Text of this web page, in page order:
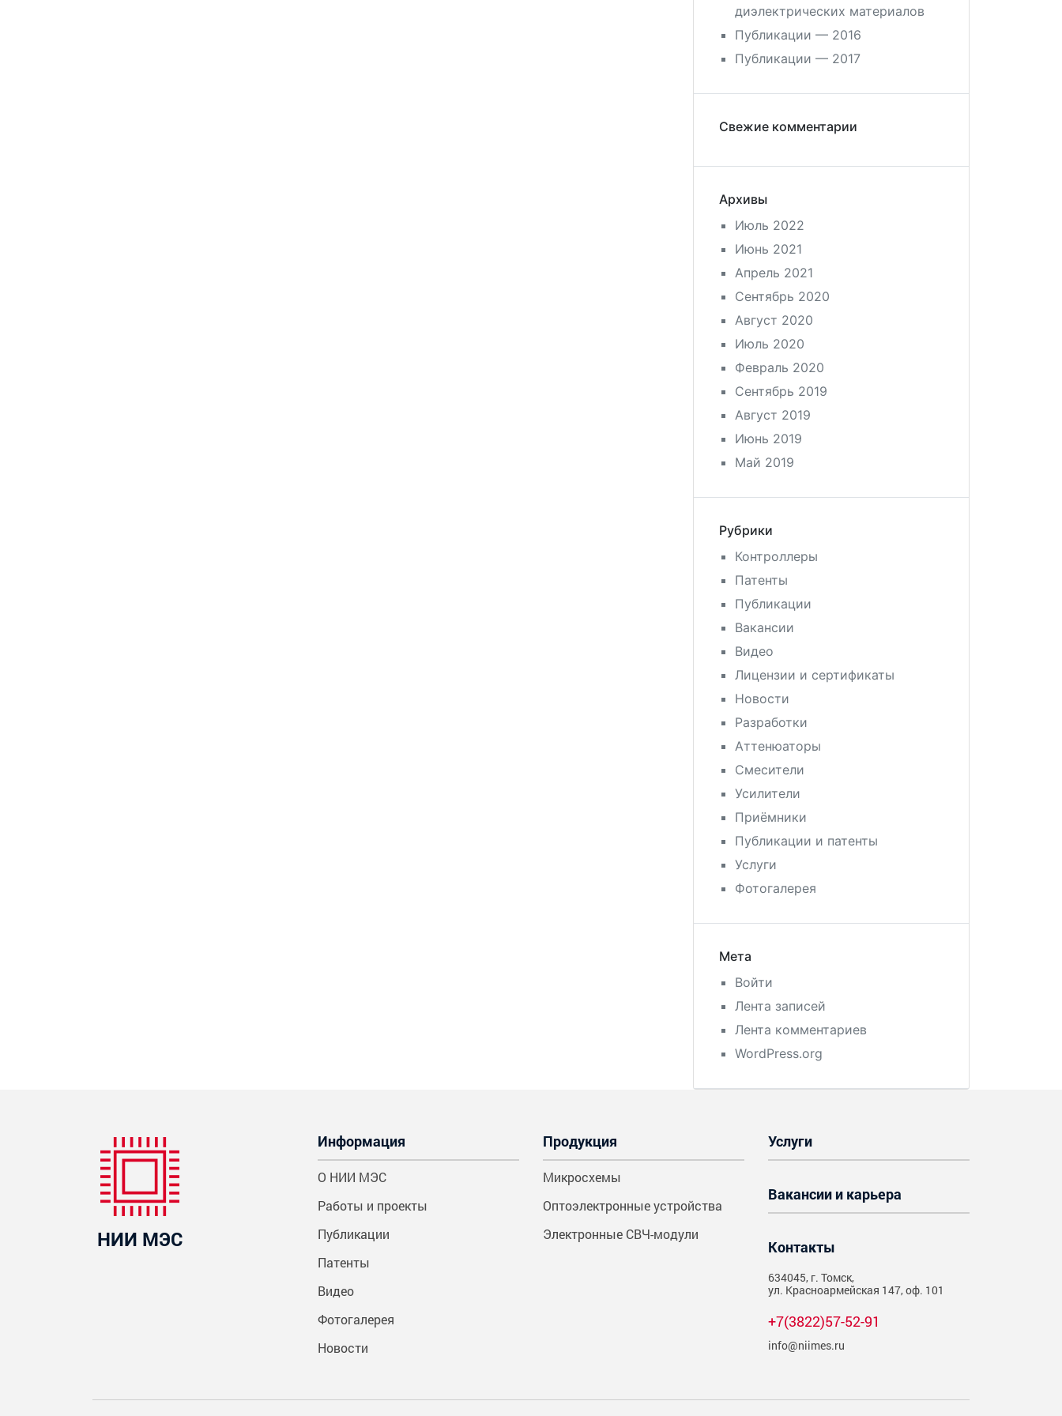
диэлектрических материалов
Публикации — 2016
Публикации — 2017
Свежие комментарии
Архивы
Июль 2022
Июнь 2021
Апрель 2021
Сентябрь 2020
Август 2020
Июль 2020
Февраль 2020
Сентябрь 2019
Август 2019
Июнь 2019
Май 2019
Рубрики
Контроллеры
Патенты
Публикации
Вакансии
Видео
Лицензии и сертификаты
Новости
Разработки
Аттенюаторы
Смесители
Усилители
Приёмники
Публикации и патенты
Услуги
Фотогалерея
Мета
Войти
Лента записей
Лента комментариев
WordPress.org
НИИ МЭС
Информация
О НИИ МЭС
Работы и проекты
Публикации
Патенты
Видео
Фотогалерея
Новости
Продукция
Микросхемы
Оптоэлектронные устройства
Электронные СВЧ-модули
Услуги
Вакансии и карьера
Контакты
634045, г. Томск,
ул. Красноармейская 147, оф. 101
+7(3822)57-52-91
info@niimes.ru